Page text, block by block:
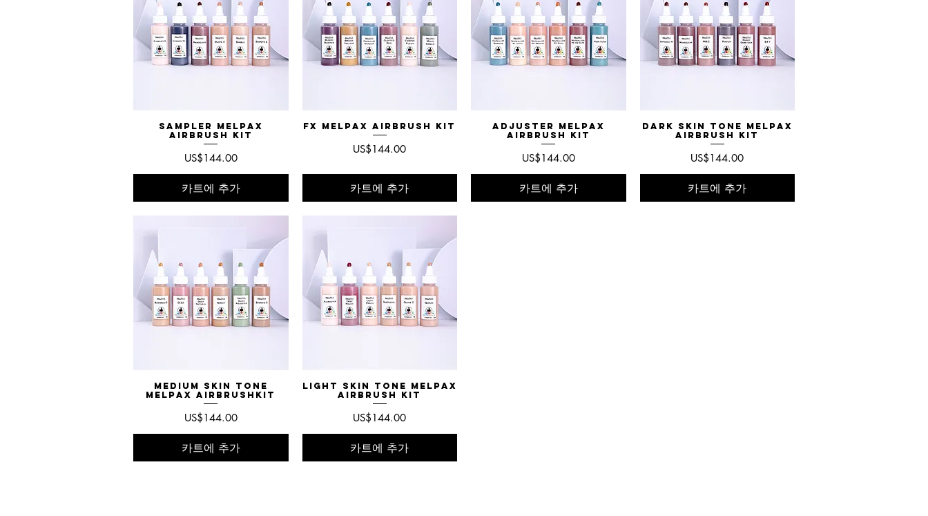
제품보기
Sampler MelPAX
Airbrush Kit
가격
US$144.00
카트에 추가
제품보기
FX MelPAX Airbrush Kit
가격
US$144.00
카트에 추가
제품보기
Adjuster MelPAX
Airbrush Kit
가격
US$144.00
카트에 추가
제품보기
Dark Skin Tone MelPAX
Airbrush Kit
가격
US$144.00
카트에 추가
제품보기
Medium Skin Tone
MelPAX AirbrushKit
가격
US$144.00
카트에 추가
제품보기
Light Skin Tone MelPAX
Airbrush Kit
가격
US$144.00
카트에 추가